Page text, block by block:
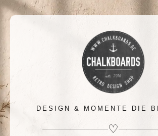
DESIGN & MOMENTE DIE
♡